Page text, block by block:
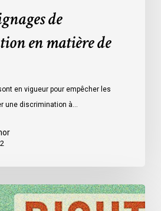
de
en matière de
en vigueur pour empêcher les
une discrimination à…